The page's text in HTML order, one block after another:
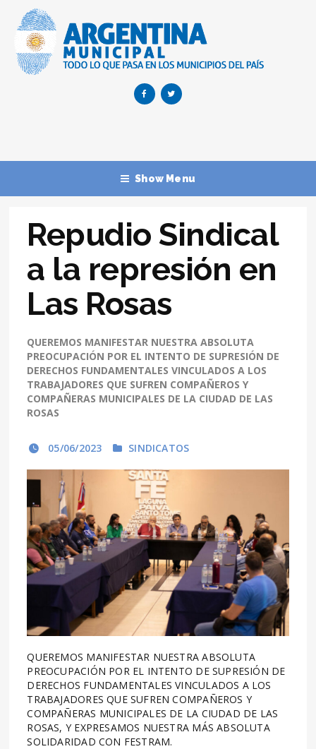
Show Menu
Repudio Sindical
a la represión en
Las Rosas
QUEREMOS MANIFESTAR NUESTRA ABSOLUTA
PREOCUPACIÓN POR EL INTENTO DE SUPRESIÓN DE
DERECHOS FUNDAMENTALES VINCULADOS A LOS
TRABAJADORES QUE SUFREN COMPAÑEROS Y
COMPAÑERAS MUNICIPALES DE LA CIUDAD DE LAS
ROSAS
05/06/2023 SINDICATOS
QUEREMOS MANIFESTAR NUESTRA ABSOLUTA
PREOCUPACIÓN POR EL INTENTO DE SUPRESIÓN DE
DERECHOS FUNDAMENTALES VINCULADOS A LOS
TRABAJADORES QUE SUFREN COMPAÑEROS Y
COMPAÑERAS MUNICIPALES DE LA CIUDAD DE LAS
ROSAS, Y EXPRESAMOS NUESTRA MÁS ABSOLUTA
SOLIDARIDAD CON FESTRAM.